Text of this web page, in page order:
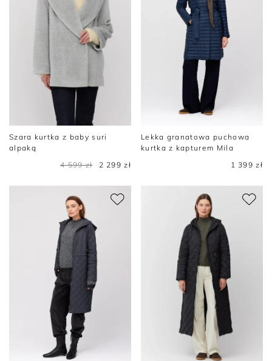
Szara kurtka z baby suri
alpaką
4 599 zł
2 299 zł
Lekka granatowa puchowa
kurtka z kapturem Mila
1 399 zł